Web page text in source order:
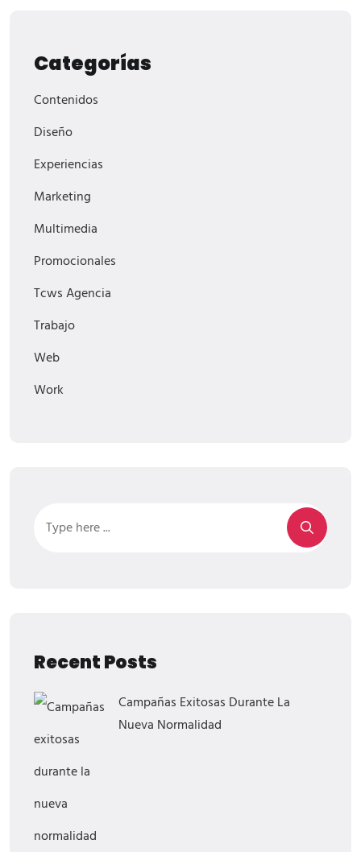
Categorías
Contenidos
Diseño
Experiencias
Marketing
Multimedia
Promocionales
Tcws Agencia
Trabajo
Web
Work
Recent Posts
Campañas Exitosas Durante La
Nueva Normalidad